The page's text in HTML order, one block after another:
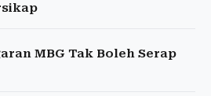
MBG Tak Boleh Serap